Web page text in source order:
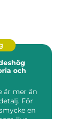
och
är mer än
För
en